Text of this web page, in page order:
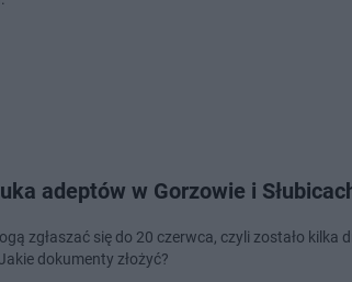
adeptów w Gorzowie i
zgłaszać się do 20 czerwca, czyli zostało kilka
dokumenty złożyć?